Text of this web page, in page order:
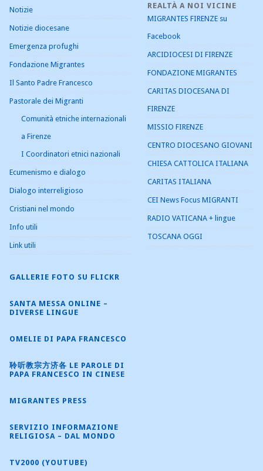
Notizie
Notizie diocesane
Emergenza profughi
Fondazione Migrantes
Il Santo Padre Francesco
Pastorale dei Migranti
Comunità etniche internazionali
a Firenze
I Coordinatori etnici nazionali
Ecumenismo e dialogo
Dialogo interreligioso
Cristiani nel mondo
Info utili
Link utili
GALLERIE FOTO SU FLICKR
SANTA MESSA ONLINE –
DIVERSE LINGUE
OMELIE DI PAPA FRANCESCO
聆听教宗方济各 LE PAROLE DI
PAPA FRANCESCO IN CINESE
MIGRANTES PRESS
SERVIZIO INFORMAZIONE
RELIGIOSA – DAL MONDO
TV2000 (YOUTUBE)
REALTÀ A NOI VICINE
MIGRANTES FIRENZE su
Facebook
ARCIDIOCESI DI FIRENZE
FONDAZIONE MIGRANTES
CARITAS DIOCESANA DI
FIRENZE
MISSIO FIRENZE
CENTRO DIOCESANO GIOVANI
CHIESA CATTOLICA ITALIANA
CARITAS ITALIANA
CEI News Focus MIGRANTI
RADIO VATICANA + lingue
TOSCANA OGGI